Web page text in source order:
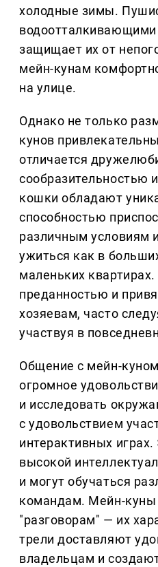
холодные зимы.
водоотталкивающими
защищает их от
мейн-кунам
на улице.
Однако не только
кунов
отличается
сообразительностью
кошки обладают
способностью
различным условиям
ужиться как в
маленьких
преданностью и
хозяевам, часто
участвуя в
Общение с мейн-
огромное
и исследовать
с удовольствием
интерактивных
высокой
и могут обучаться
командам. Мейн-куны
"разговорам" — их
трели доставляют
владельцам и